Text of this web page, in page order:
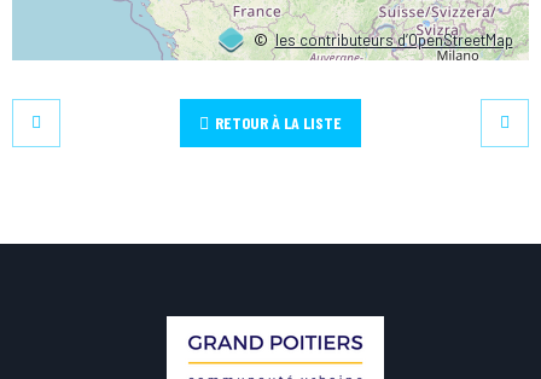
©les contributeurs d’OpenStreetMap
RETOUR À LA LISTE